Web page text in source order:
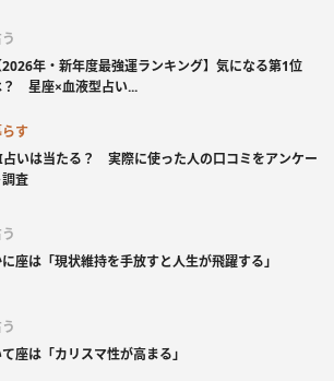
2026年・新年度最強運ランキング】気になる第1位
？ 星座×血液型占い...
す
いは当たる？ 実際に使った人の口コミをアンケー
調査
座は「現状維持を手放すと人生が飛躍する」
座は「カリスマ性が高まる」